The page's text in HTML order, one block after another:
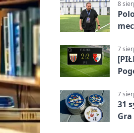
8
7
ale
7
31